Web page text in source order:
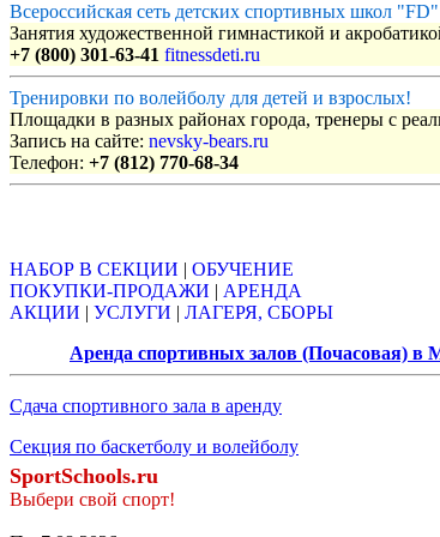
Всероссийская сеть детских спортивных школ "FD"
Занятия художественной гимнастикой и
+7 (800) 301-63-41 fitnessdeti.ru
Тренировки по волейболу для детей и взрослых!
Площадки в разных районах города, тренеры с
Запись на сайте: nevsky-bears.ru
Телефон: +7 (812) 770-68-34
НАБОР В СЕКЦИИ | ОБУЧЕНИЕ
ПОКУПКИ-ПРОДАЖИ | АРЕНДА
АКЦИИ | УСЛУГИ | ЛАГЕРЯ, СБОРЫ
Аренда спортивных залов (Почасовая) в
Сдача спортивного зала в аренду
Секция по баскетболу и волейболу
SportSchools.ru
Выбери свой спорт!